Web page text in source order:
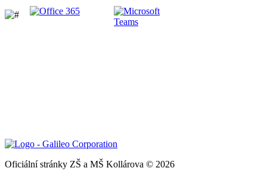
Oficiální stránky ZŠ a MŠ Kollárova © 2026